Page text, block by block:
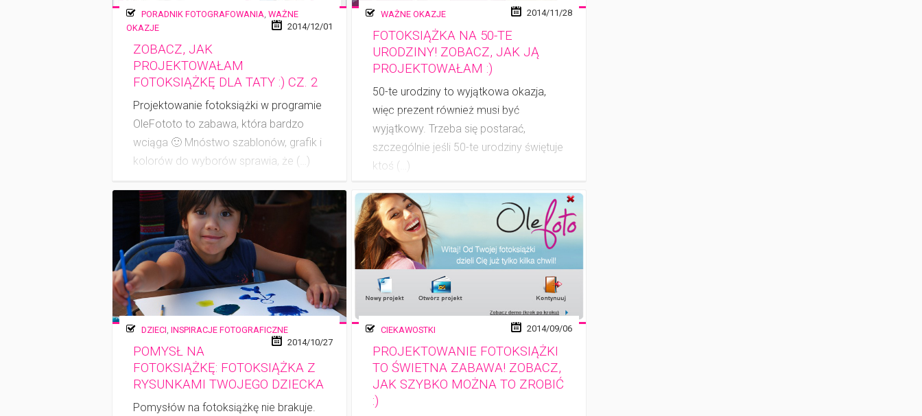
PORADNIK FOTOGRAFOWANIA, WAŻNE
OKAZJE
2014/12/01
ZOBACZ, JAK
PROJEKTOWAŁAM
FOTOKSIĄŻKĘ DLA TATY :) CZ. 2
Projektowanie fotoksiążki w programie
OleFototo to zabawa, która bardzo
wciąga 🙂 Mnóstwo szablonów, grafik i
kolorów do wyborów sprawia, że (…)
WAŻNE OKAZJE 2014/11/28
FOTOKSIĄŻKA NA 50-TE
URODZINY! ZOBACZ, JAK JĄ
PROJEKTOWAŁAM :)
50-te urodziny to wyjątkowa okazja,
więc prezent również musi być
wyjątkowy. Trzeba się postarać,
szczególnie jeśli 50-te urodziny świętuje
ktoś (…)
DZIECI, INSPIRACJE FOTOGRAFICZNE
2014/10/27
POMYSŁ NA
FOTOKSIĄŻKĘ: FOTOKSIĄŻKA Z
RYSUNKAMI TWOJEGO DZIECKA
Pomysłów na fotoksiążkę nie brakuje.
CIEKAWOSTKI 2014/09/06
PROJEKTOWANIE FOTOKSIĄŻKI
TO ŚWIETNA ZABAWA! ZOBACZ,
JAK SZYBKO MOŻNA TO ZROBIĆ
:)